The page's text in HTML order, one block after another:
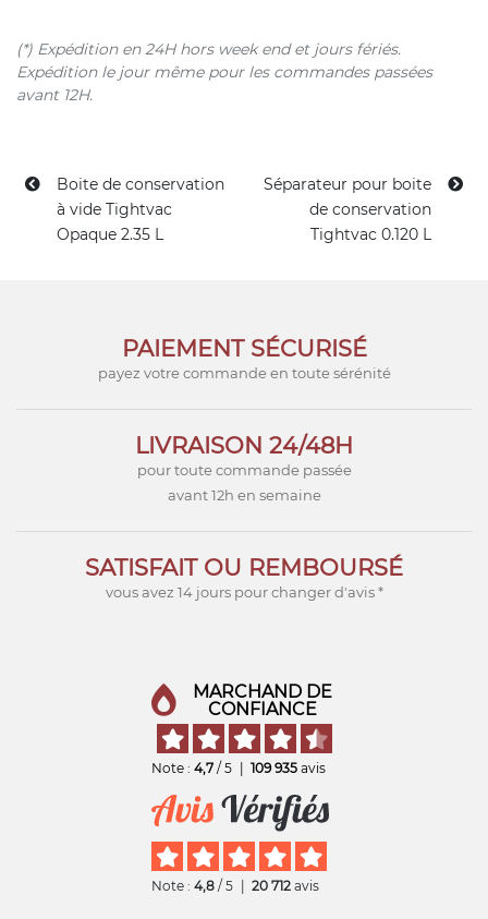
(*) Expédition en 24H hors week end et jours fériés.
Expédition le jour même pour les commandes passées
avant 12H.
Boite de conservation
à vide Tightvac
Opaque 2.35 L
Séparateur pour boite
de conservation
Tightvac 0.120 L
PAIEMENT SÉCURISÉ
payez votre commande en toute sérénité
LIVRAISON 24/48H
pour toute commande passée
avant 12h en semaine
SATISFAIT OU REMBOURSÉ
vous avez 14 jours pour changer d'avis *
MARCHAND DE
CONFIANCE
Note : 4,7 / 5 109 935 avis
Note : 4,8 / 5 20 712 avis